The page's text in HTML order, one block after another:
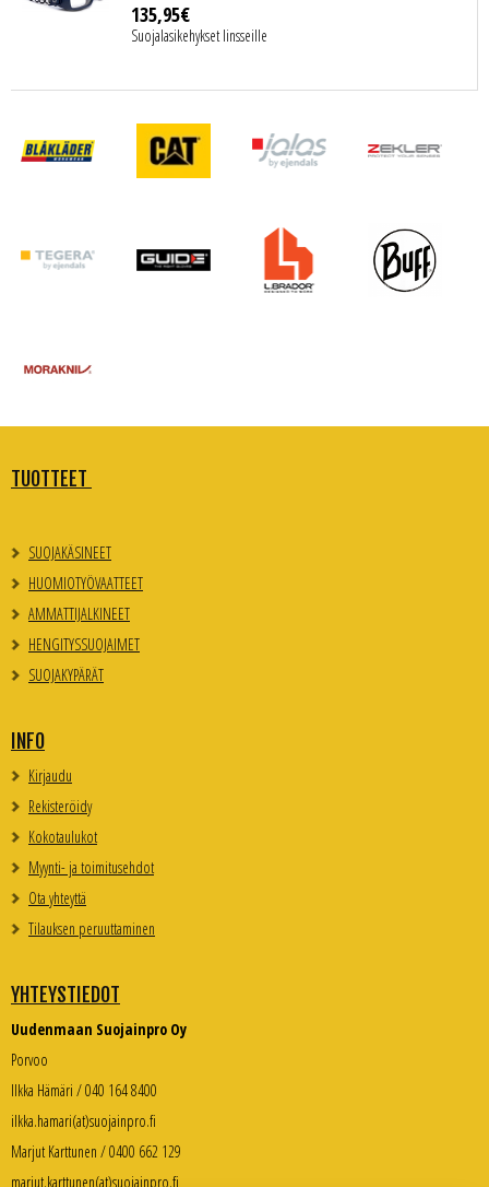
135,95€
Suojalasikehykset linsseille
TUOTTEET
SUOJAKÄSINEET
HUOMIOTYÖVAATTEET
AMMATTIJALKINEET
HENGITYSSUOJAIMET
SUOJAKYPÄRÄT
INFO
Kirjaudu
Rekisteröidy
Kokotaulukot
Myynti- ja toimitusehdot
Ota yhteyttä
Tilauksen peruuttaminen
YHTEYSTIEDOT
Uudenmaan Suojainpro Oy
Porvoo
Ilkka Hämäri / 040 164 8400
ilkka.hamari(at)suojainpro.fi
Marjut Karttunen / 0400 662 129
marjut.karttunen(at)suojainpro.fi